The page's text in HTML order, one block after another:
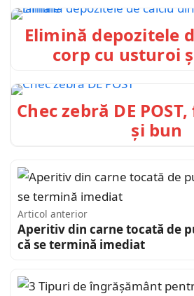
Elimină depozitele
corp cu usturoi
Chec zebră DE
și bun
Articol anterior
Aperitiv din carne tocată de
că se termină imediat